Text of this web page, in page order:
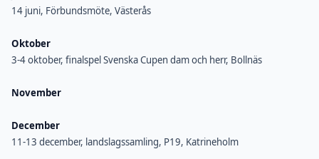
14 juni, Förbundsmöte, Västerås
Oktober
3-4 oktober, finalspel Svenska Cupen dam och herr, Bollnäs
November
December
11-13 december, landslagssamling, P19, Katrineholm